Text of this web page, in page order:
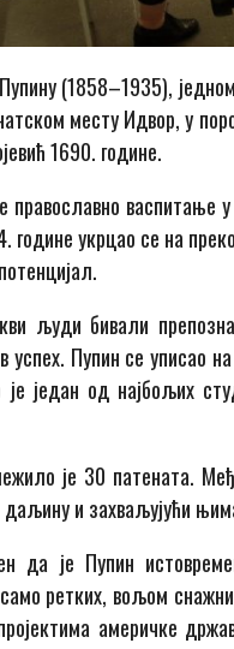
(1858–1935),
месту Идвор, у
1690. године.
православно
године укрцао се на
људи бивали
Пупин се уписао
један од најбољих
је 30 патената.
и захваљујући
да је Пупин
ретких, вољом
америчке